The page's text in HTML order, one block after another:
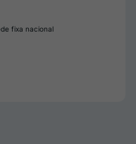
fixa nacional